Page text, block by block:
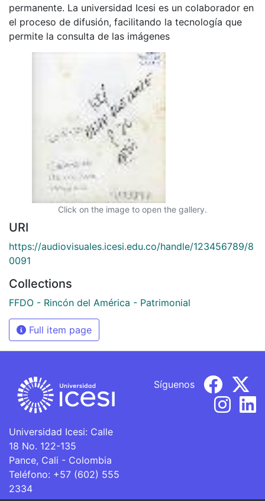
permanente. La universidad Icesi es un colaborador en
el proceso de difusión, facilitando la tecnología que
permite la consulta de las imágenes
Click on the image to open the gallery.
URI
https://audiovisuales.icesi.edu.co/handle/123456789/8
0091
Collections
FFDO - Rincón del América - Patrimonial
Full item page
Universidad Icesi: Calle
18 No. 122-135
Pance, Cali - Colombia
Teléfono: +57 (602) 555
2334
Síguenos